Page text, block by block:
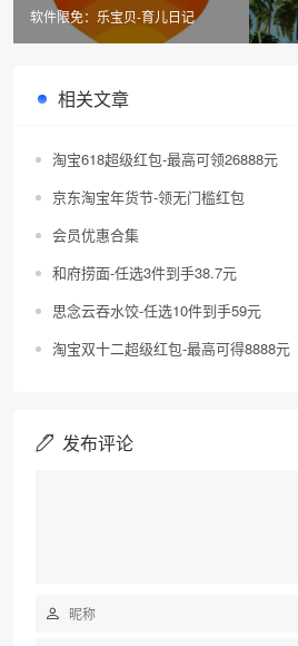
软件限免：乐宝贝-育儿日记
相关文章
淘宝618超级红包-最高可领26888元
京东淘宝年货节-领无门槛红包
会员优惠合集
和府捞面-任选3件到手38.7元
思念云吞水饺-任选10件到手59元
淘宝双十二超级红包-最高可得8888元
发布评论